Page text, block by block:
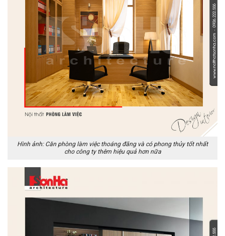
Hình ảnh: Căn phòng làm việc thoáng đãng và có phong thủy tốt nhất
cho công ty thêm hiệu quả hơn nữa